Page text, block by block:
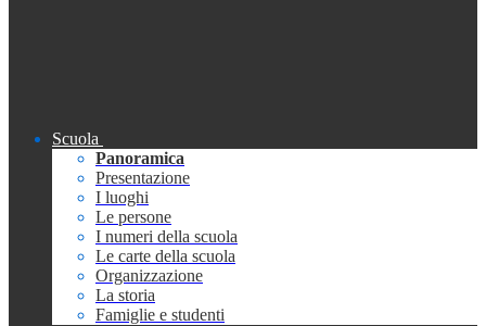
Scuola
Panoramica
Presentazione
I luoghi
Le persone
I numeri della scuola
Le carte della scuola
Organizzazione
La storia
Famiglie e studenti